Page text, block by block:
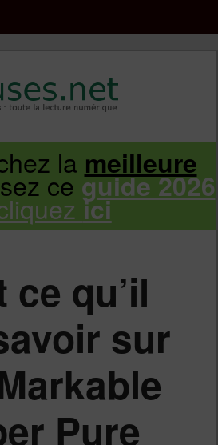
Kindle, Kobo,
la meilleure
ceguide 2026
ici
ce qu’il
sur
Pure